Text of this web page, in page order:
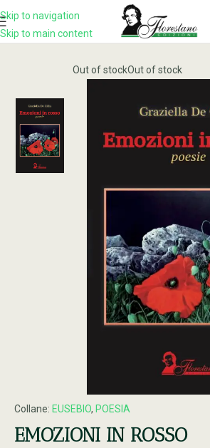
Skip to navigation
Skip to main content
Home Prodotto EMOZIONI IN ROSSO
Out of stockOut of stock
Collane: EUSEBIO, POESIA
EMOZIONI IN ROSSO